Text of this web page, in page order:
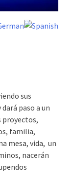
sus
paso a un
proyectos,
familia,
mesa, vida, un
nacerán